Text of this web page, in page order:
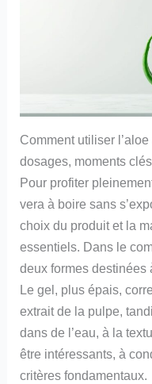
Comment utiliser
dosages, moments
Pour profiter
vera à boire sans
choix du produit et la
essentiels. Dans le
deux formes destinées
Le gel, plus épais,
extrait de la pulpe,
dans de l’eau, à la
être intéressants, à
critères fondamentaux.